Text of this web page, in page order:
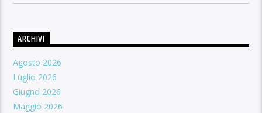
ARCHIVI
Agosto 2026
Luglio 2026
Giugno 2026
Maggio 2026